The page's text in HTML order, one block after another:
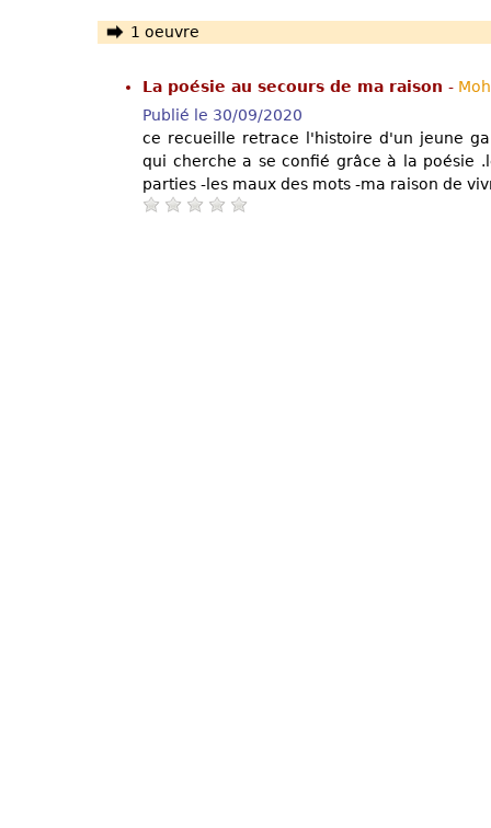
1 oeuvre
La poésie au secours de ma raison -
Publié le 30/09/2020
ce recueille retrace l'histoire d'un jeune
qui cherche a se confié grâce à la poésie
parties -les maux des mots -ma raison de